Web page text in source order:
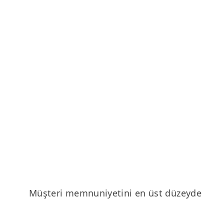
Müşteri memnuniyetini en üst düzeyde